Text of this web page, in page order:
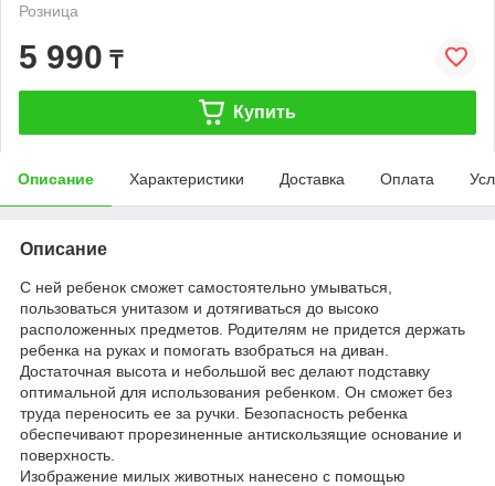
Розница
5 990 ₸
Купить
Описание Характеристики Доставка Оплата
Описание
С ней ребенок сможет самостоятельно умываться,
пользоваться унитазом и дотягиваться до высоко
расположенных предметов. Родителям не придется держать
ребенка на руках и помогать взобраться на диван.
Достаточная высота и небольшой вес делают подставку
оптимальной для использования ребенком. Он сможет без
труда переносить ее за ручки. Безопасность ребенка
обеспечивают прорезиненные антискользящие основание и
поверхность.
Изображение милых животных нанесено с помощью